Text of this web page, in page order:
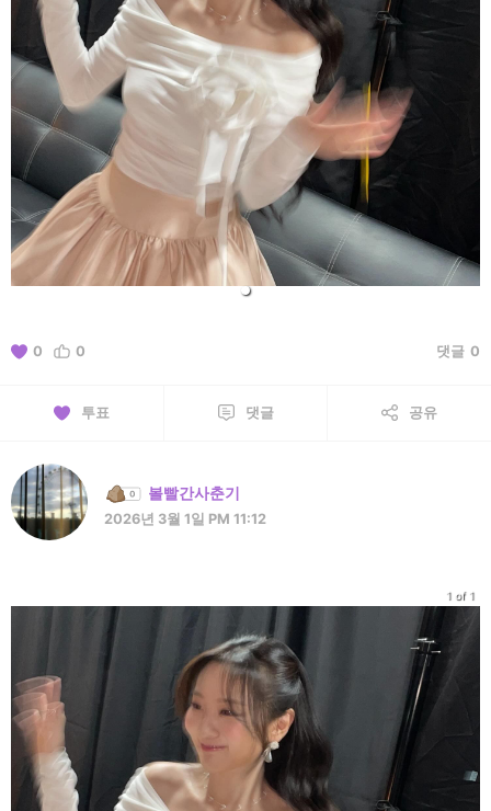
0 0 댓글 0
투표 댓글 공유
볼빨간사춘기
2026년 3월 1일 PM 11:12
1 of 1